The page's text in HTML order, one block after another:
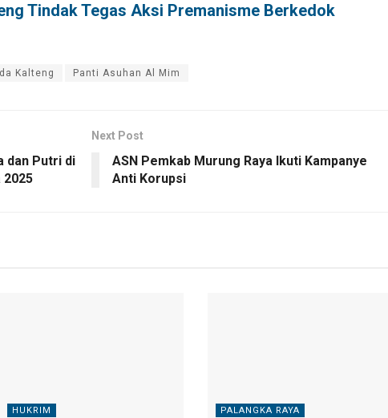
Tindak Tegas Aksi Premanisme Berkedok
Kalteng Panti Asuhan Al Mim
dan Putri di
2025
Next Post
ASN Pemkab Murung Raya Ikuti Kampanye
Anti Korupsi
HUKRIM PALANGKA RAYA